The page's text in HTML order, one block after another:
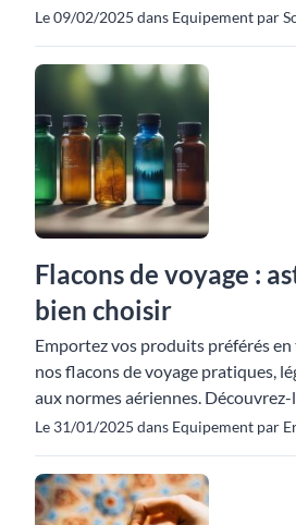
Le 09/02/2025 dans Equipement par
Flacons de voyage :
bien choisir
Emportez vos produits préférés
nos flacons de voyage pratiques,
aux normes aériennes. Découvrez-
Le 31/01/2025 dans Equipement par